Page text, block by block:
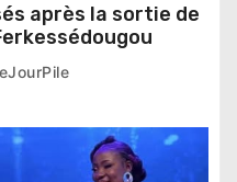
après la sortie de